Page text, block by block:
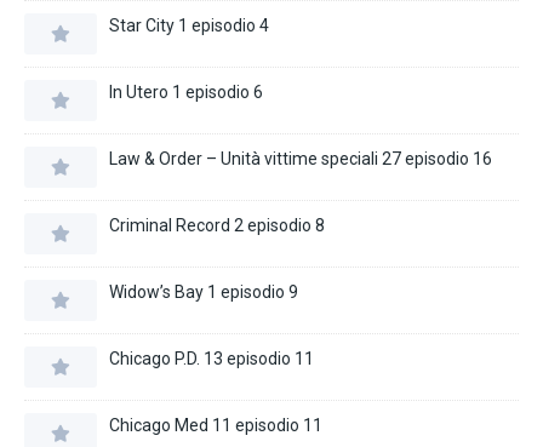
Star City 1 episodio 4
In Utero 1 episodio 6
Law & Order – Unità vittime speciali 27 episodio 16
Criminal Record 2 episodio 8
Widow’s Bay 1 episodio 9
Chicago P.D. 13 episodio 11
Chicago Med 11 episodio 11